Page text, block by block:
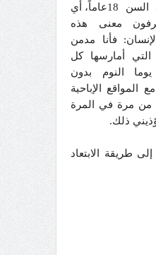
أنا طالب أبلغ من السن 18عاماً، أي
معنى هذه
فأنا مدمن
التي أمارسها كل
النوم بدون
المواقع الإباحية
من مرة في المرة
ذلك.
طريقة الابتعاد